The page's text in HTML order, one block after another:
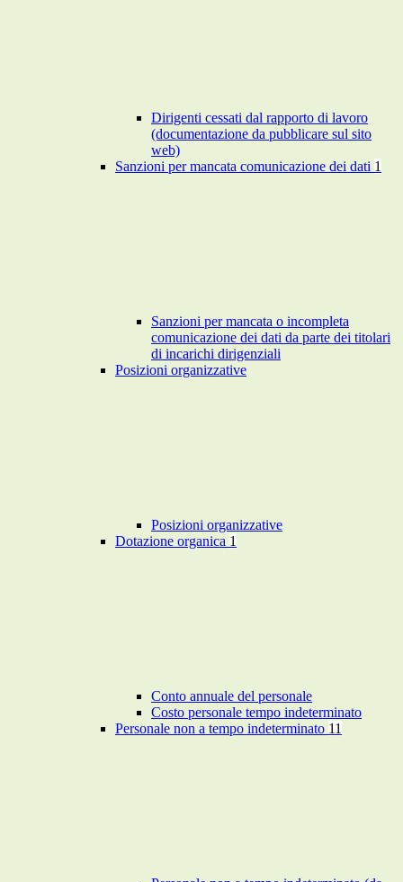
Dirigenti cessati dal rapporto di lavoro
(documentazione da pubblicare sul sito
web)
Sanzioni per mancata comunicazione dei dati 1
Sanzioni per mancata o incompleta
comunicazione dei dati da parte dei titolari
di incarichi dirigenziali
Posizioni organizzative
Posizioni organizzative
Dotazione organica 1
Conto annuale del personale
Costo personale tempo indeterminato
Personale non a tempo indeterminato 11